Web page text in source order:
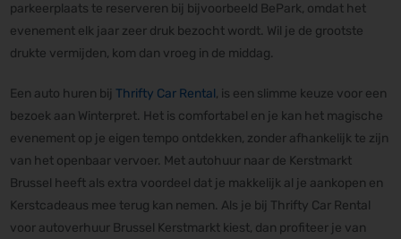
parkeerplaats te reserveren bij bijvoorbeeld BePark, omdat het
evenement elk jaar zeer druk bezocht wordt. Wil je de grootste
drukte vermijden, kom dan vroeg in de middag.
Een auto huren bij Thrifty Car Rental, is een slimme keuze voor een
bezoek aan Winterpret. Het is comfortabel en je kan het magische
evenement op je eigen tempo ontdekken, zonder afhankelijk te zijn
van het openbaar vervoer. Met autohuur naar de Kerstmarkt
Brussel heeft als extra voordeel dat je makkelijk al je aankopen en
Kerstcadeaus mee terug kan nemen. Als je bij Thrifty Car Rental
voor autoverhuur Brussel Kerstmarkt kiest, dan profiteer je van